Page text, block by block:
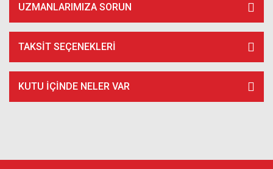
UZMANLARIMIZA SORUN
TAKSIT SEÇENEKLERI
KUTU İÇİNDE NELER VAR